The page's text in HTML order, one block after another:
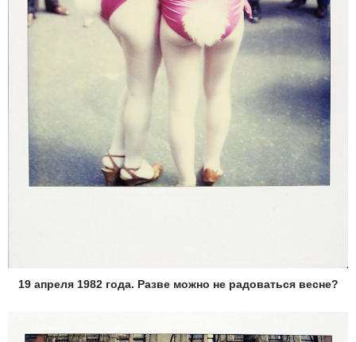
19 апреля 1982 года. Разве можно не радоваться весне?